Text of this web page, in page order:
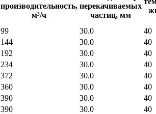
производительность,
м³/ч
перекачиваемых
частиц, мм
99 30.0
40
144 30.0
40
192 30.0
40
234 30.0
40
372 30.0
40
360 30.0
40
390 30.0
40
390 30.0 40